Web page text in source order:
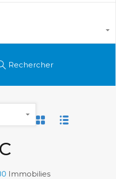
Rechercher
Immobilies